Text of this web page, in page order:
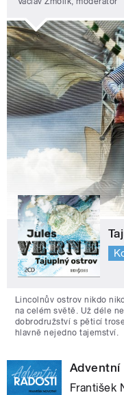
Lincolnův ostrov nikdo
na celém světě. Už déle
dobrodružství s pěticí
hlavně nejedno tajemství.
Adventní
František